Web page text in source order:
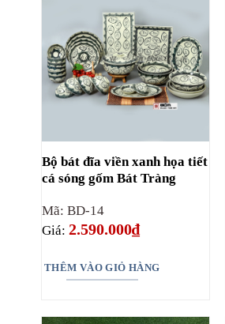
Bộ bát đĩa viền xanh họa tiết
cá sóng gốm Bát Tràng
Mã: BD-14
Giá: 2.590.000₫
THÊM VÀO GIỎ HÀNG